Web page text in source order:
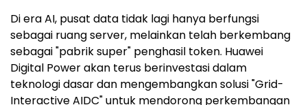
Di era AI, pusat data tidak lagi hanya berfungsi
sebagai ruang server, melainkan telah berkembang
sebagai "pabrik super" penghasil token. Huawei
Digital Power akan terus berinvestasi dalam
teknologi dasar dan mengembangkan solusi "Grid-
Interactive AIDC" untuk mendorong perkembangan